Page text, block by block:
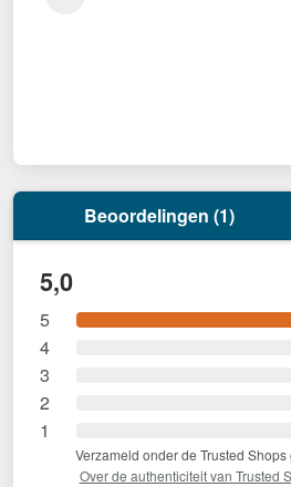
Beoordelingen (1)
5,0
5
4
3
2
1
Verzameld onder de Trusted Shops
Over de authenticiteit van Trusted